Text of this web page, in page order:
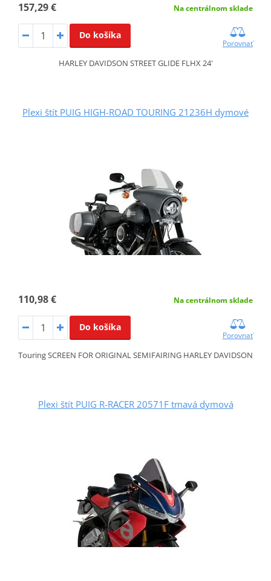
157,29 € Na centrálnom sklade
Do košíka
Porovnať
HARLEY DAVIDSON STREET GLIDE FLHX 24'
Plexi štít PUIG HIGH-ROAD TOURING 21236H dymové
110,98 € Na centrálnom sklade
Do košíka
Porovnať
Touring SCREEN FOR ORIGINAL SEMIFAIRING HARLEY DAVIDSON
Plexi štít PUIG R-RACER 20571F tmavá dymová